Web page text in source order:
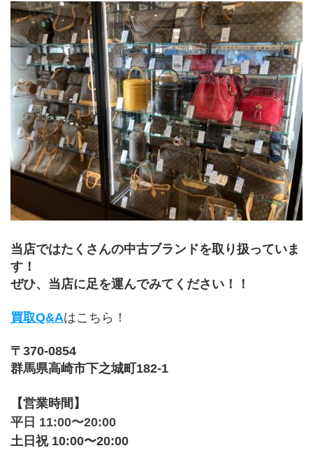
﻿当店ではたくさんの中古ブランドを取り扱っていま
す！
ぜひ、当店に足を運んでみてください！！
買取Q&Aはこちら！
〒370-0854
群馬県高崎市下之城町182-1
【営業時間】
平日 11:00〜20:00
土日祝 10:00〜20:00